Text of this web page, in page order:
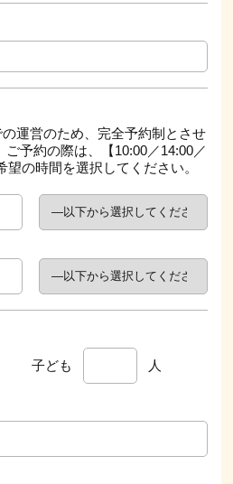
運営のため、完全予約制とさせ
予約の際は、【10:00／14:00／
の時間を選択してください。
子ども 人